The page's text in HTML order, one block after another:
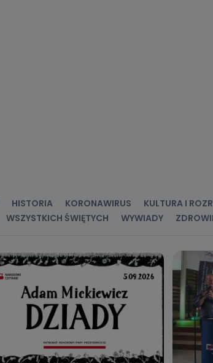
HISTORIA KORONAWIRUS KULTURA I
WSZYSTKICH ŚWIĘTYCH WYWIADY